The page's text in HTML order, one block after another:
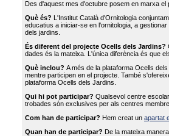
Des d'aquest mes d'octubre posem en marxa
Què és? L'Institut Català d'Ornitologia
educatius a iniciar-se en l'ornitologia, a
dels jardins.
És diferent del projecte Ocells dels Jardins?
dades és la mateixa. L'única diferència és que
Què inclou? A més de la plataforma Ocells
mentre participen en el projecte. També
plataforma Ocells dels Jardins.
Qui hi pot participar? Qualsevol centre
trobades són exclusives per als centres
Com han de participar? Hem creat un apartat
Quan han de participar? De la mateixa